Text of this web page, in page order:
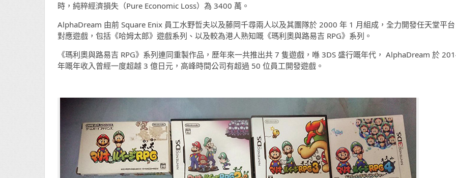
時，純粹經濟損失（Pure Economic Loss）為 3400 萬。
AlphaDream 由前 Square Enix 員工水野哲夫以及藤岡千尋兩人以及其團隊於 2000 年 1 月組成，全力開發任天堂平台
對應遊戲，包括《哈姆太郎》遊戲系列、以及較為港人熟知嘅《瑪利奧與路易吉 RPG》系列。
《瑪利奧與路易吉 RPG》系列連同重製作品，歷年來一共推出共 7 隻遊戲，喺 3DS 盛行嘅年代， AlphaDream 於
年嘅年收入曾經一度超越 3 億日元，高峰時間公司有超過 50 位員工開發遊戲。